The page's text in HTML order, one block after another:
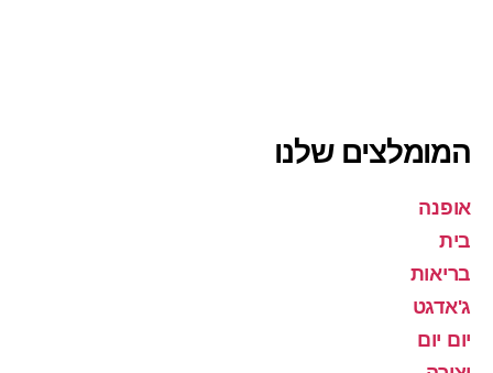
המומלצים שלנו
אופנה
בית
בריאות
ג'אדגט
יום יום